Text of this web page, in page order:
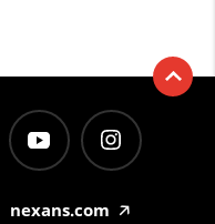
nexans.com 🡥